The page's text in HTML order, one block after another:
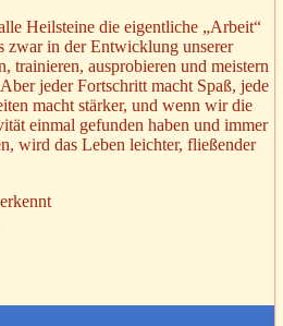
Heilsteine die eigentliche „Arbeit“
zwar in der Entwicklung unserer
trainieren, ausprobieren und meistern
jeder Fortschritt macht Spaß, jede
macht stärker, und wenn wir die
einmal gefunden haben und immer
wird das Leben leichter, fließender